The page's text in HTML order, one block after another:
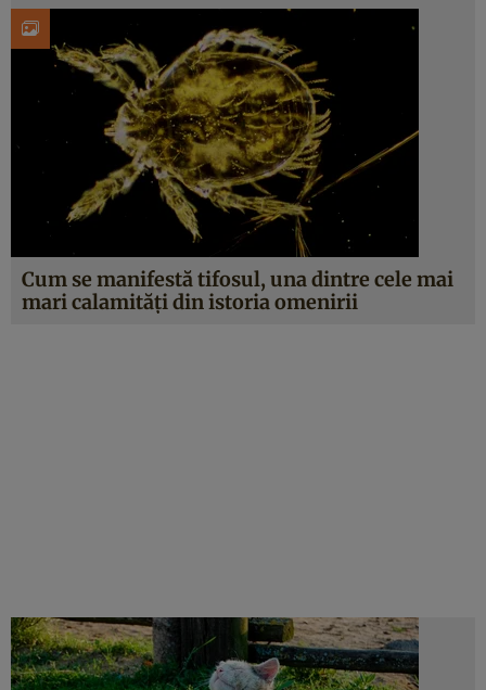
Cum se manifestă tifosul, una dintre cele mai
mari calamități din istoria omenirii